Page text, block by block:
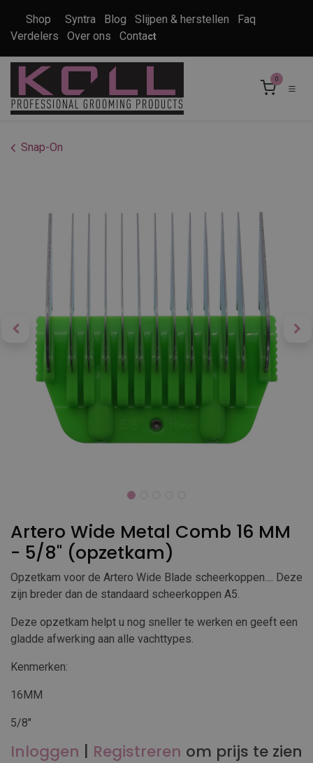
Shop Syntra Blog Slijpen & herstellen
Faq
Verdelers
Over ons Contact
0
Snap-On
Artero Wide Metal Comb 16 MM
- 5/8" (opzetkam)
Opzetkam voor de Artero Wide Blade scheerkoppen.... Deze
zijn breder dan de standaard scheerkoppen A5.
Deze opzetkam helpt u nog sneller te werken en geeft een
gladde afwerking aan alle vachttypes.
Kenmerken:
16MM
5/8"
Inloggen | Registreren om prijs te zien